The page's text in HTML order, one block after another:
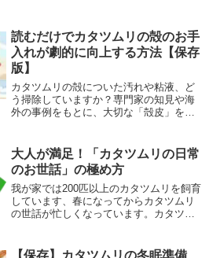
読むだけでカタツムリの殻のお手
入れが劇的に向上する方法【保存
版】
カタツムリの殻についた汚れや粘液、ど
う掃除していますか？専門家の知見や海
外の事例をもとに、大切な「殻皮」を傷
湯の使い方、休眠中の安全な手入れのコ
ツまで紹介します。
大人が満足！「カタツムリの日常
のお世話」の極め方
我が家では200匹以上のカタツムリを飼育
しています、春になってからカタツムリ
の世話が忙しくなっています。カタツム
の飼育の様子を解説しています。